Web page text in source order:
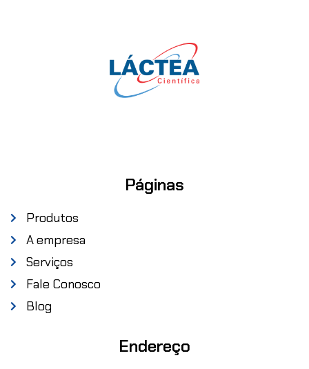
Páginas
Produtos
A empresa
Serviços
Fale Conosco
Blog
Endereço